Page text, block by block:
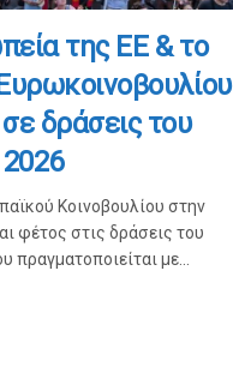
της ΕΕ & το
δράσεις του
Κοινοβουλίου στην
φέτος στις δράσεις του
με...